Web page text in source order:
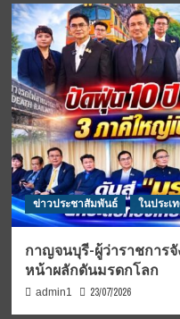
ข่าวประชาสัมพันธ์ ในประเ
กาญจนบุรี-ผู้ว่าราชการ
หน้าผลักดันมรดกโลก
admin1 23/07/2026